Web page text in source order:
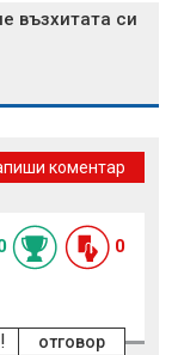
възхитата си
коментар
0
отговор
!